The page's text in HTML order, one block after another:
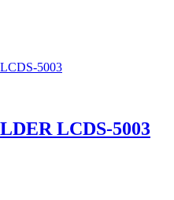
LCDS-5003